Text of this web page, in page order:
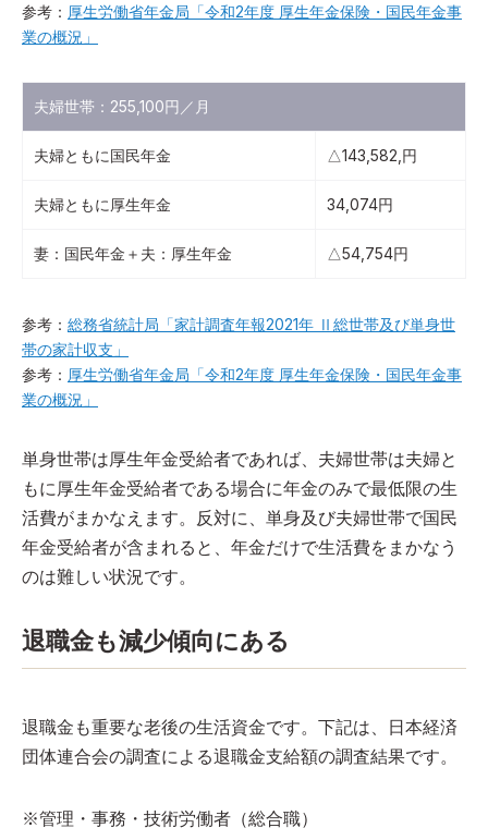
参考： 厚生労働省年金局「令和2年度 厚生年金保険・国民年金事
業の概況」
夫婦世帯：255,100円／月
夫婦ともに国民年金 △143,582,円
夫婦ともに厚生年金 34,074円
妻：国民年金＋夫：厚生年金 △54,754円
参考： 総務省統計局「家計調査年報2021年 Ⅱ総世帯及び単身世
帯の家計収支」
参考： 厚生労働省年金局「令和2年度 厚生年金保険・国民年金事
業の概況」
単身世帯は厚生年金受給者であれば、夫婦世帯は夫婦と
もに厚生年金受給者である場合に年金のみで最低限の生
活費がまかなえます。反対に、単身及び夫婦世帯で国民
年金受給者が含まれると、年金だけで生活費をまかなう
のは難しい状況です。
退職金も減少傾向にある
退職金も重要な老後の生活資金です。下記は、日本経済
団体連合会の調査による退職金支給額の調査結果です。
※管理・事務・技術労働者（総合職）